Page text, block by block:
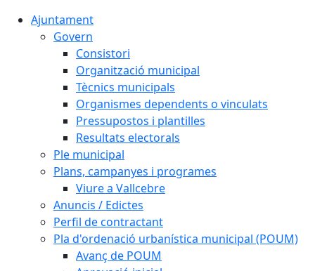
Ajuntament
Govern
Consistori
Organització municipal
Tècnics municipals
Organismes dependents o vinculats
Pressupostos i plantilles
Resultats electorals
Ple municipal
Plans, campanyes i programes
Viure a Vallcebre
Anuncis / Edictes
Perfil de contractant
Pla d'ordenació urbanística municipal (POUM)
Avanç de POUM